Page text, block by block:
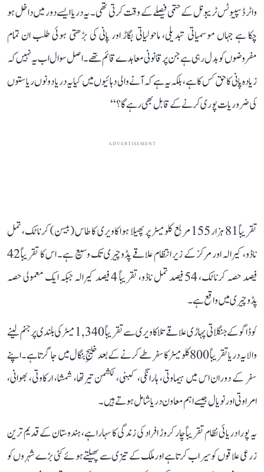
واٹر ڈسپیوٹس ٹریبونل کے حتمی فیصلے کے وقت کرتی تھی۔ یہ دریا ایسے دور میں داخل ہو
چکا ہے جہاں موسمیاتی تبدیلی، ماحولیاتی بگاڑ اور پانی کی بڑھتی ہوئی طلب ان تمام
مفروضوں کو بدل رہی ہے جن پر قانونی معاہدے قائم تھے۔ اصل سوال اب یہ نہیں کہ
زیادہ پانی کا حق کس کا ہے، بلکہ یہ ہے کہ آنے والی دہائیوں میں کیا یہ دریا دونوں ریاستوں
کی ضروریات پوری کرنے کے قابل بھی رہے گا؟‘‘
ADVERTISEMENT
تقریباً 81 ہزار 155 مربع کلومیٹر پر پھیلا ہوا کاویری کا طاس (بیسن) کرناٹک، تمل
ناڈو، کیرالہ اور مرکز کے زیر انتظام علاقے پڈوچیری تک وسیع ہے۔ اس کا تقریباً 42
فیصد حصہ کرناٹک، 54 فیصد تمل ناڈو، تقریباً 4 فیصد کیرالہ جبکہ ایک معمولی حصہ
پڈوچیری میں واقع ہے۔
کوڈاگو کے جنگلاتی پہاڑی علاقے تلاکاویری سے تقریباً 1,340 میٹر کی بلندی پر جنم لینے
والا یہ دریا تقریباً 800 کلومیٹر کا سفر طے کرنے کے بعد خلیجِ بنگال میں جا گرتا ہے۔ اپنے
سفر کے دوران اس میں ہیماوتی، ہارانگی، کبنی، لکشمن تیرتھا، شمشا، ارکاوتی، بھوانی،
امراوتی اور نویال جیسے اہم معاون دریا شامل ہوتے ہیں۔
یہ پورا دریائی نظام تقریباً چار کروڑ افراد کی زندگی کا سہارا ہے، ہندوستان کے قدیم ترین
زرعی علاقوں کو سیراب کرتا ہے اور ملک کے تیزی سے پھیلتے ہوئے کئی بڑے شہروں کو